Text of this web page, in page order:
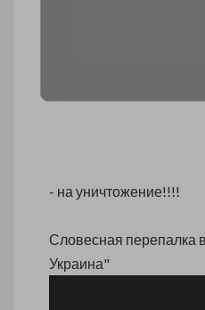
- на уничтожение!!!!
Словесная перепалка
Украина"